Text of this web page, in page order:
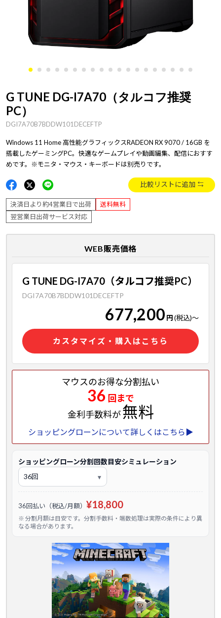
G TUNE DG-I7A70（タルコフ推奨
PC）
DGI7A70B7BDDW101DECEFTP
Windows 11 Home 高性能グラフィックスRADEON RX 9070 / 16GB を
搭載したゲーミングPC。快適なゲームプレイや動画編集、配信におすす
めです。※モニタ・マウス・キーボードは別売りです。
比較リストに追加
決済日より約4営業日で出荷
送料無料
翌営業日出荷サービス対応
WEB販売価格
G TUNE DG-I7A70（タルコフ推奨PC）
DGI7A70B7BDDW101DECEFTP
677,200 円(税込)～
カスタマイズ・購入はこちら
マウスのお得な分割払い
36 回まで
金利手数料が無料
ショッピングローンについて詳しくはこちら▶
ショッピングローン分割回数目安シミュレーション
36回払い（税込/月額） ¥18,800
※ 分割月額は目安です。分割手数料・端数処理は実際の条件により異
なる場合があります。